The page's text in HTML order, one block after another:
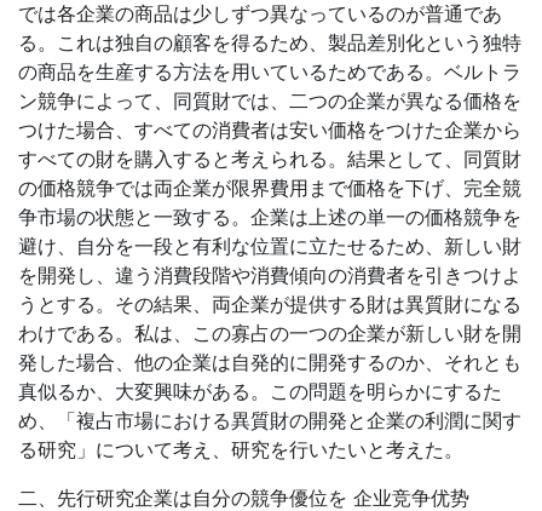
では各企業の商品は少しずつ異なっているのが普通であ
る。これは独自の顧客を得るため、製品差別化という独特
の商品を生産する方法を用いているためである。ベルトラ
ン競争によって、同質財では、二つの企業が異なる価格を
つけた場合、すべての消費者は安い価格をつけた企業から
すべての財を購入すると考えられる。結果として、同質財
の価格競争では両企業が限界費用まで価格を下げ、完全競
争市場の状態と一致する。企業は上述の単一の価格競争を
避け、自分を一段と有利な位置に立たせるため、新しい財
を開発し、違う消費段階や消費傾向の消費者を引きつけよ
うとする。その結果、両企業が提供する財は異質財になる
わけである。私は、この寡占の一つの企業が新しい財を開
発した場合、他の企業は自発的に開発するのか、それとも
真似るか、大変興味がある。この問題を明らかにするた
め、「複占市場における異質財の開発と企業の利潤に関す
る研究」について考え、研究を行いたいと考えた。
二、先行研究企業は自分の競争優位を 企业竞争优势